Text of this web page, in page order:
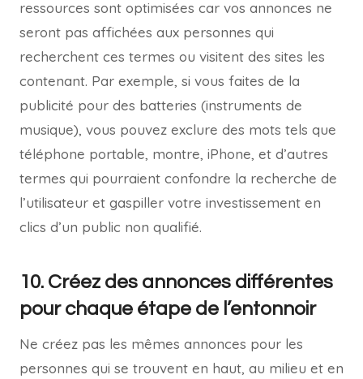
ressources sont optimisées car vos annonces ne
seront pas affichées aux personnes qui
recherchent ces termes ou visitent des sites les
contenant. Par exemple, si vous faites de la
publicité pour des batteries (instruments de
musique), vous pouvez exclure des mots tels que
téléphone portable, montre, iPhone, et d’autres
termes qui pourraient confondre la recherche de
l’utilisateur et gaspiller votre investissement en
clics d’un public non qualifié.
10. Créez des annonces différentes
pour chaque étape de l’entonnoir
Ne créez pas les mêmes annonces pour les
personnes qui se trouvent en haut, au milieu et en